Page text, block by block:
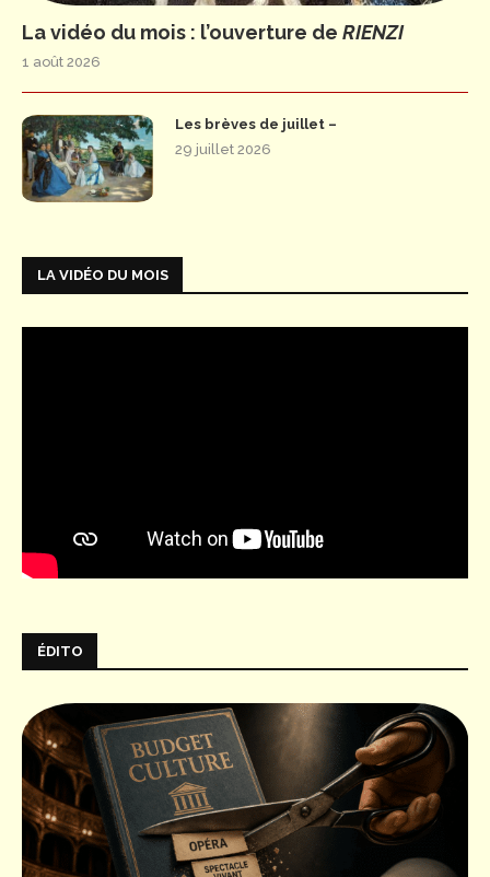
La vidéo du mois : l’ouverture de RIENZI
1 août 2026
Les brèves de juillet –
29 juillet 2026
LA VIDÉO DU MOIS
ÉDITO